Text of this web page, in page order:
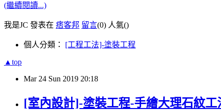
(繼續閱讀...)
我是JC 發表在 痞客邦 留言(0) 人氣()
個人分類： [工程工法]-塗裝工程
▲top
Mar 24 Sun 2019 20:18
[室內設計]-塗裝工程-手繪大理石紋工